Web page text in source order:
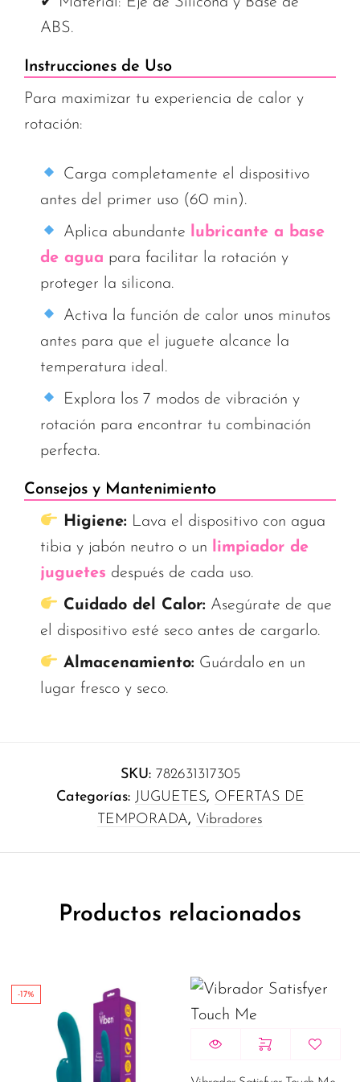
ABS.
Instrucciones de Uso
Para maximizar tu experiencia de calor y
rotación:
Carga completamente el dispositivo
antes del primer uso (60 min).
Aplica abundante
lubricante a base
de agua para facilitar la rotación y
proteger la silicona.
Activa la función de calor unos minutos
antes para que el juguete alcance la
temperatura ideal.
Explora los 7 modos de vibración y
rotación para encontrar tu combinación
perfecta.
Consejos y Mantenimiento
Higiene: Lava el dispositivo con agua
tibia y jabón neutro o un
limpiador de
juguetes después de cada uso.
Cuidado del Calor: Asegúrate de que
el dispositivo esté seco antes de cargarlo.
Almacenamiento: Guárdalo en un
lugar fresco y seco.
SKU: 782631317305
Categorías: JUGUETES, OFERTAS DE
TEMPORADA, Vibradores
Productos relacionados
-17%